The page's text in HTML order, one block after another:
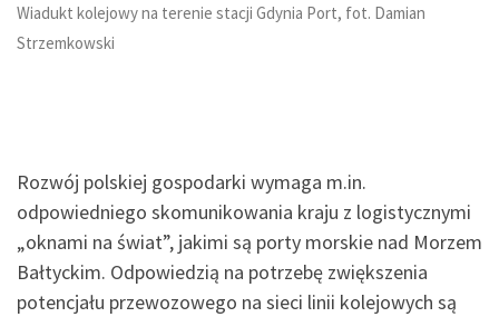
Wiadukt kolejowy na terenie stacji Gdynia Port, fot. Damian
Strzemkowski
Rozwój polskiej gospodarki wymaga m.in.
odpowiedniego skomunikowania kraju z logistycznymi
„oknami na świat”, jakimi są porty morskie nad Morzem
Bałtyckim. Odpowiedzią na potrzebę zwiększenia
potencjału przewozowego na sieci linii kolejowych są